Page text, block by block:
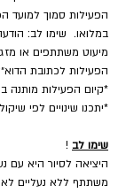
הפעילות סמוך למועד
במלואו.  שימו לב:
מיעוט משתתפים או
הפעילות לכתובת
​*קיום הפעילות
*יתכנו שינויים לפי
שימו לב !
היציאה לסיור היא עם
משתתף ללא נעליים לא